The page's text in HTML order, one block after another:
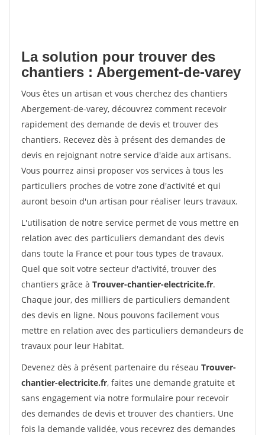
La solution pour trouver des
chantiers : Abergement-de-varey
Vous êtes un artisan et vous cherchez des chantiers
Abergement-de-varey, découvrez comment recevoir
rapidement des demande de devis et trouver des
chantiers. Recevez dès à présent des demandes de
devis en rejoignant notre service d'aide aux artisans.
Vous pourrez ainsi proposer vos services à tous les
particuliers proches de votre zone d'activité et qui
auront besoin d'un artisan pour réaliser leurs travaux.
L'utilisation de notre service permet de vous mettre en
relation avec des particuliers demandant des devis
dans toute la France et pour tous types de travaux.
Quel que soit votre secteur d'activité, trouver des
chantiers grâce à Trouver-chantier-electricite.fr.
Chaque jour, des milliers de particuliers demandent
des devis en ligne. Nous pouvons facilement vous
mettre en relation avec des particuliers demandeurs de
travaux pour leur Habitat.
Devenez dès à présent partenaire du réseau Trouver-
chantier-electricite.fr, faites une demande gratuite et
sans engagement via notre formulaire pour recevoir
des demandes de devis et trouver des chantiers. Une
fois la demande validée, vous recevrez des demandes